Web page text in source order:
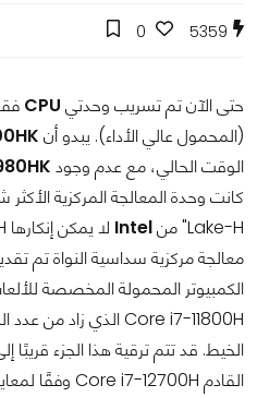
5359
0
حتى الآن تم تسريب وحدتي CPU
(المحمول عالي الأداء). يبدو أن
الوقت الحالي، مع عدم وجود
Lake-H" من
Intel
معالجة مركزية سداسية النواة تم
القادم Core i7-12700H وفقًا لمعايير